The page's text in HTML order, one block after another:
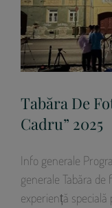
Tabăra De
Cadru” 2025
Info generale
generale Tabăra
experiență